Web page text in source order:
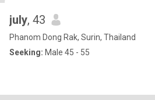
july, 43
Phanom Dong Rak, Surin, Thailand
Seeking: Male 45 - 55